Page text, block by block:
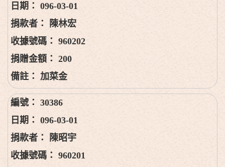
096-03-01
陳林宏
960202
200
加菜金
30386
096-03-01
陳昭宇
960201